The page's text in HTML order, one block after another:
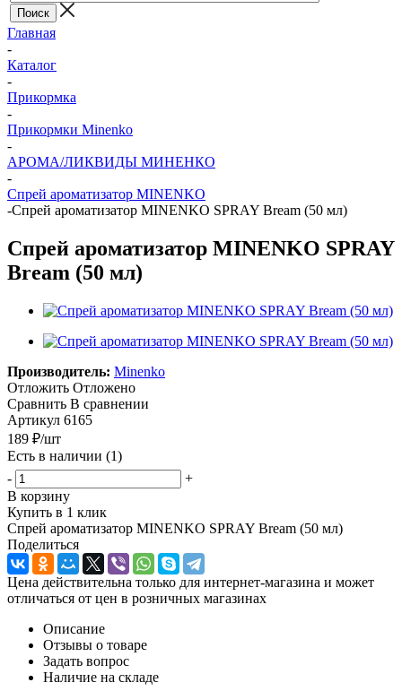
Главная
-
Каталог
-
Прикормка
-
Прикормки Minenko
-
АРОМА/ЛИКВИДЫ МИНЕНКО
-
Спрей ароматизатор MINENKO
-Спрей ароматизатор MINENKO SPRAY Bream (50 мл)
Спрей ароматизатор MINENKO SPRAY
Bream (50 мл)
Производитель: Minenko
Отложить Отложено
Сравнить В сравнении
Артикул 6165
189 ₽/шт
Есть в наличии (1)
-
+
В корзину
Купить в 1 клик
Спрей ароматизатор MINENKO SPRAY Bream (50 мл)
Поделиться
Цена действительна только для интернет-магазина и может
отличаться от цен в розничных магазинах
Описание
Отзывы о товаре
Задать вопрос
Наличие на складе